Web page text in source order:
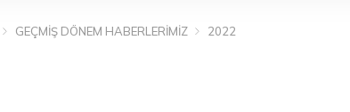
GEÇMIŞ DÖNEM HABERLERIMIZ 2022